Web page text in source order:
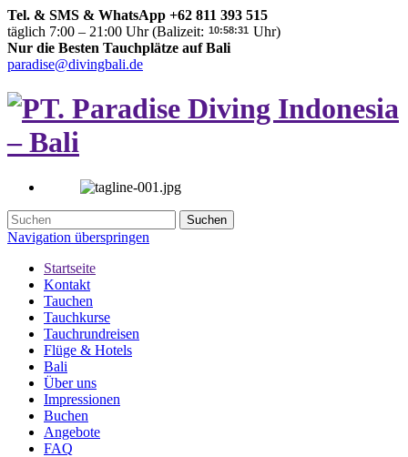
Tel. & SMS & WhatsApp +62 811 393 515
täglich 7:00 – 21:00 Uhr (Balizeit:
Uhr)
Nur die Besten Tauchplätze auf Bali
paradise@divingbali.de
Suchen
Navigation überspringen
Startseite
Kontakt
Tauchen
Tauchkurse
Tauchrundreisen
Flüge & Hotels
Bali
Über uns
Impressionen
Buchen
Angebote
FAQ